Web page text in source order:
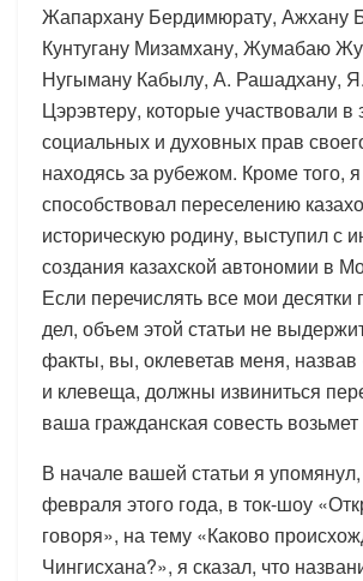
Жапархану Бердимюрату, Ажхану
Кунтугану Мизамхану, Жумабаю
Нугыману Кабылу, А. Рашадхану,
Цэрэвтеру, которые участвовали в
социальных и духовных прав
находясь за рубежом. Кроме того, я
способствовал переселению
историческую родину, выступил с
создания казахской автономии в
Если перечислять все мои десятки
дел, объем этой статьи не
факты, вы, оклеветав меня,
и клевеща, должны извиниться
ваша гражданская совесть возьмет
В начале вашей статьи я
февраля этого года, в ток-шоу
говоря», на тему «Каково
Чингисхана?», я сказал, что